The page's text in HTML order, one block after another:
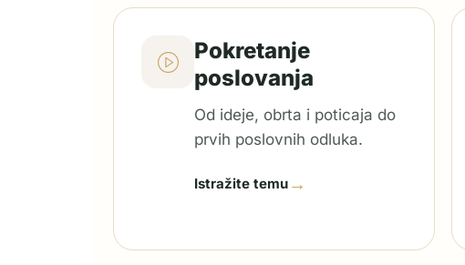
Pokretanje
poslovanja
Od ideje, obrta i poticaja do
prvih poslovnih odluka.
Istražite temu →